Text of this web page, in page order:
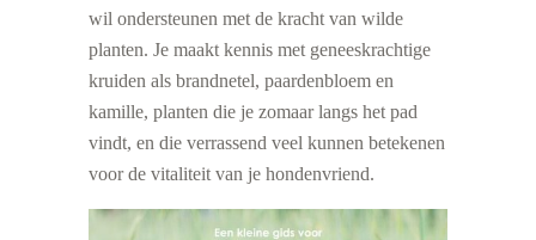
wil ondersteunen met de kracht van wilde
planten. Je maakt kennis met geneeskrachtige
kruiden als brandnetel, paardenbloem en
kamille, planten die je zomaar langs het pad
vindt, en die verrassend veel kunnen betekenen
voor de vitaliteit van je hondenvriend.